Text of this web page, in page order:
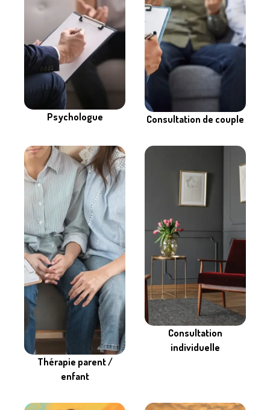
Psychologue Consultation de couple
Thérapie parent /
enfant
Consultation
individuelle